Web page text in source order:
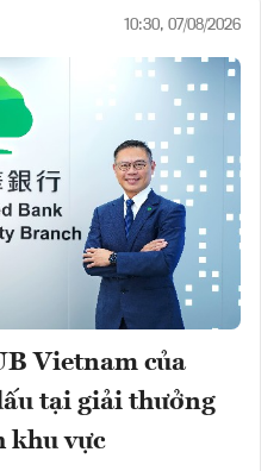
10:30, 07/08/2026
Vietnam của
tại giải thưởng
khu vực